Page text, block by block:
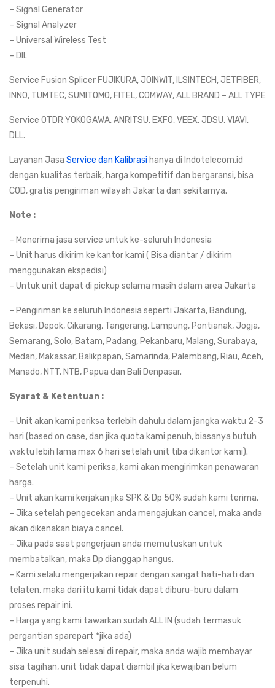
– Signal Generator
– Signal Analyzer
– Universal Wireless Test
– Dll.
Service Fusion Splicer FUJIKURA, JOINWIT, ILSINTECH, JETFIBER,
INNO, TUMTEC, SUMITOMO, FITEL, COMWAY, ALL BRAND – ALL TYPE
Service OTDR YOKOGAWA, ANRITSU, EXFO, VEEX, JDSU, VIAVI,
DLL.
Layanan Jasa Service dan Kalibrasi hanya di Indotelecom.id
dengan kualitas terbaik, harga kompetitif dan bergaransi, bisa
COD, gratis pengiriman wilayah Jakarta dan sekitarnya.
Note :
– Menerima jasa service untuk ke-seluruh Indonesia
– Unit harus dikirim ke kantor kami ( Bisa diantar / dikirim
menggunakan ekspedisi)
– Untuk unit dapat di pickup selama masih dalam area Jakarta
– Pengiriman ke seluruh Indonesia seperti Jakarta, Bandung,
Bekasi, Depok, Cikarang, Tangerang, Lampung, Pontianak, Jogja,
Semarang, Solo, Batam, Padang, Pekanbaru, Malang, Surabaya,
Medan, Makassar, Balikpapan, Samarinda, Palembang, Riau, Aceh,
Manado, NTT, NTB, Papua dan Bali Denpasar.
Syarat & Ketentuan :
– Unit akan kami periksa terlebih dahulu dalam jangka waktu 2-3
hari (based on case, dan jika quota kami penuh, biasanya butuh
waktu lebih lama max 6 hari setelah unit tiba dikantor kami).
– Setelah unit kami periksa, kami akan mengirimkan penawaran
harga.
– Unit akan kami kerjakan jika SPK & Dp 50% sudah kami terima.
– Jika setelah pengecekan anda mengajukan cancel, maka anda
akan dikenakan biaya cancel.
– Jika pada saat pengerjaan anda memutuskan untuk
membatalkan, maka Dp dianggap hangus.
– Kami selalu mengerjakan repair dengan sangat hati-hati dan
telaten, maka dari itu kami tidak dapat diburu-buru dalam
proses repair ini.
– Harga yang kami tawarkan sudah ALL IN (sudah termasuk
pergantian sparepart *jika ada)
– Jika unit sudah selesai di repair, maka anda wajib membayar
sisa tagihan, unit tidak dapat diambil jika kewajiban belum
terpenuhi.